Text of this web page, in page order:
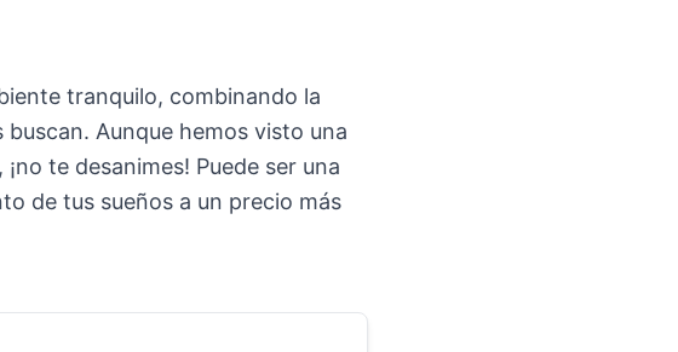
tranquilo, combinando la
Aunque hemos visto una
te desanimes! Puede ser una
de tus sueños a un precio más